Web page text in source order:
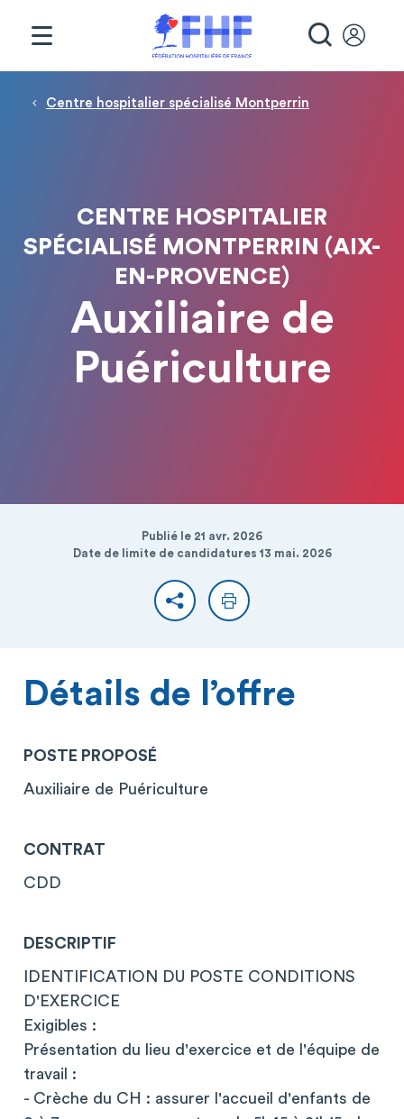
Fil d'Ariane
Centre hospitalier spécialisé Montperrin
CENTRE HOSPITALIER
SPÉCIALISÉ MONTPERRIN (AIX-
EN-PROVENCE)
Auxiliaire de
Puériculture
Publié le 21 avr. 2026
Date de limite de candidatures 13 mai. 2026
PartagerImprimer
Détails de l’offre
POSTE PROPOSÉ
Auxiliaire de Puériculture
CONTRAT
CDD
DESCRIPTIF
IDENTIFICATION DU POSTE CONDITIONS
D'EXERCICE
Exigibles :
Présentation du lieu d'exercice et de l'équipe de
travail :
- Crèche du CH : assurer l'accueil d'enfants de
Panneau de gestion des cookies